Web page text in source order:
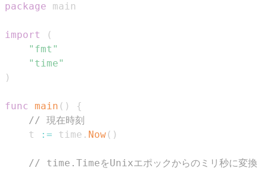
package
import
(
"fmt"
"time"
)
func main ( )
{
// 現在時刻
    t
:= time . Now( )
// time.TimeをUnixエポックからのミリ秒に変換